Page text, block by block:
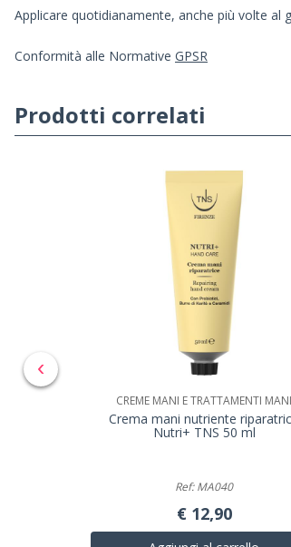
Applicare quotidianamente, anche più volte al
Conformità alle Normative GPSR
Prodotti correlati
CREME MANI E TRATTAMENTI MANI
Crema mani nutriente
Nutri+ TNS 50 ml
Ref: MA040
€ 12,90
‹